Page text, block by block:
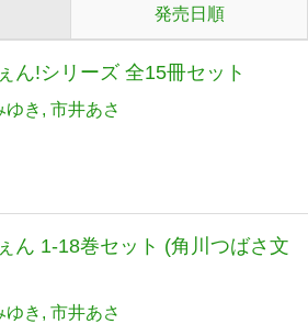
発売日順
ん!シリーズ 全15冊セット
ゆき 市井あさ
ん 1-18巻セット (角川つばさ文
ゆき 市井あさ